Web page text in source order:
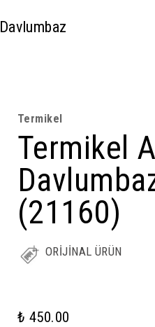
Davlumbaz
Termikel
Termikel
(21160)
ORİJİNAL ÜRÜN
₺ 450.00